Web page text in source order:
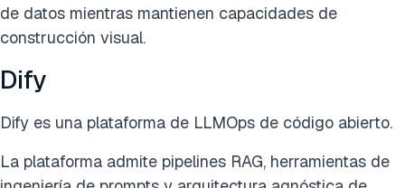
de datos mientras mantienen capacidades de
construcción visual.
Dify
Dify es una plataforma de LLMOps de código abierto.
La plataforma admite pipelines RAG, herramientas de